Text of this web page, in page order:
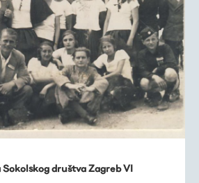
društva Zagreb VI